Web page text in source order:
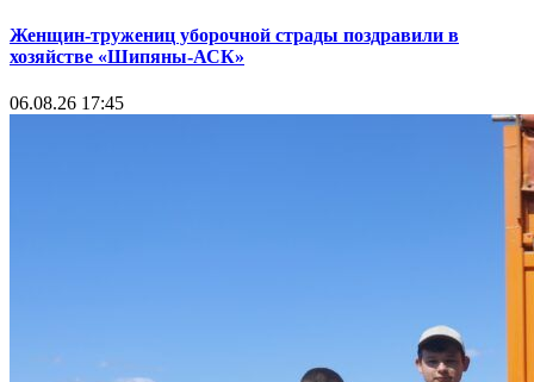
Женщин-тружениц уборочной страды поздравили в
хозяйстве «Шипяны-АСК»
06.08.26 17:45